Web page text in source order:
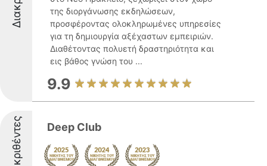
της διοργάνωσης εκδηλώσεων,
προσφέροντας ολοκληρωμένες υπηρεσίες
για τη δημιουργία αξέχαστων εμπειριών.
Διαθέτοντας πολυετή δραστηριότητα και
εις βάθος γνώση του ...
9.9
Διακριθέντες Deep Club